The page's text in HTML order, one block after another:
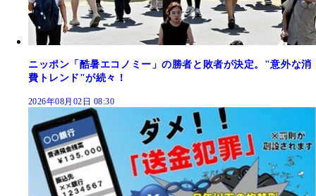
ニッポン「酷暑エコノミー」の勝者と敗者が決定。"意外な消
費トレンド"が続々！
2026年08月02日 08:30